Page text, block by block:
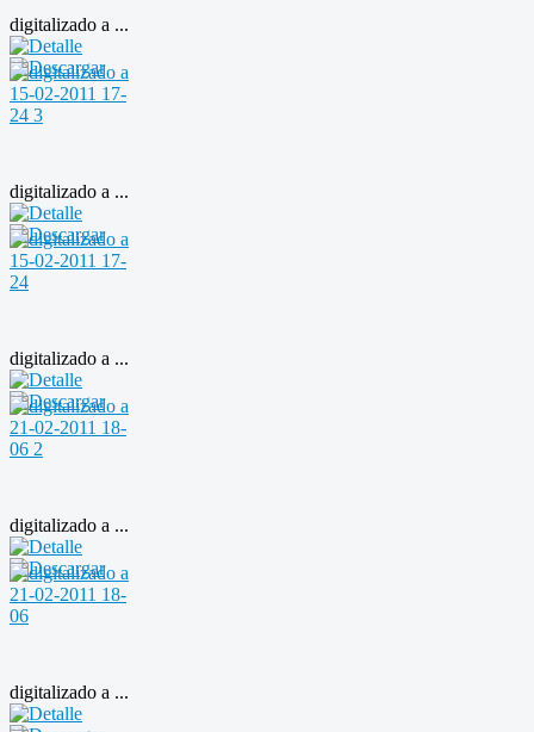
digitalizado a ...
digitalizado a ...
digitalizado a ...
digitalizado a ...
digitalizado a ...